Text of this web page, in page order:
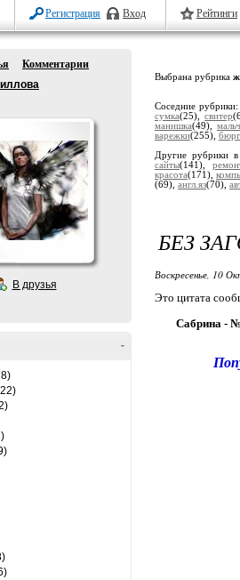
Регистрация Вход Рейтинги
Комментарии
В друзья
-
Выбрана рубрика
Соседние рубрики:
сумка(25),свитер
манишка(49),
варежки(255),
Другие рубрики
сайты(141),
красота(171),
(69), англ.яз(70),
БЕЗ
Воскресенье, 10
Это цитата
Caбpинa -